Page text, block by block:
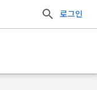
로그인